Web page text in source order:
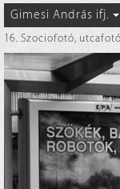
Gimesi András ifj.
16. Szociofotó, utcafotó